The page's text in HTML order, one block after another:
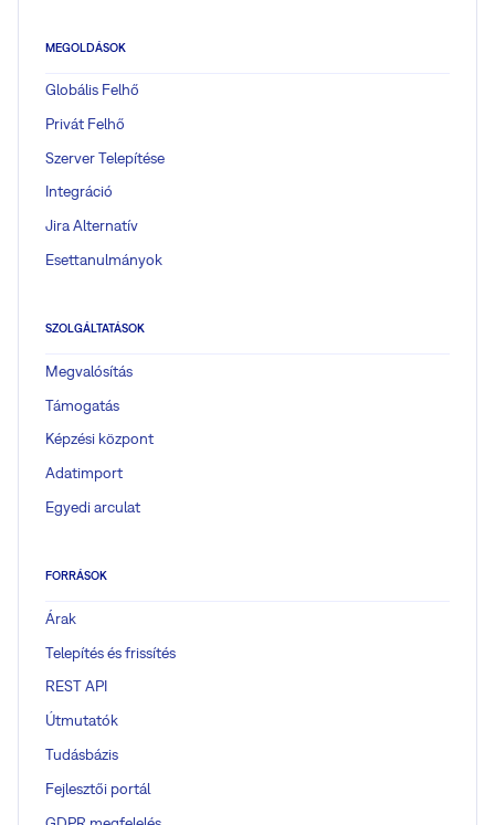
MEGOLDÁSOK
Globális Felhő
Privát Felhő
Szerver Telepítése
Integráció
Jira Alternatív
Esettanulmányok
SZOLGÁLTATÁSOK
Megvalósítás
Támogatás
Képzési központ
Adatimport
Egyedi arculat
FORRÁSOK
Árak
Telepítés és frissítés
REST API
Útmutatók
Tudásbázis
Fejlesztői portál